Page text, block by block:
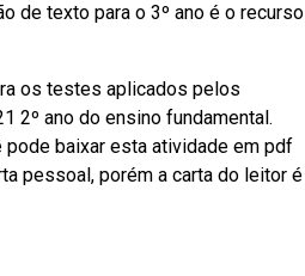
de texto para o 3º ano é o recurso
os testes aplicados pelos
2º ano do ensino fundamental.
pode baixar esta atividade em pdf
pessoal, porém a carta do leitor é